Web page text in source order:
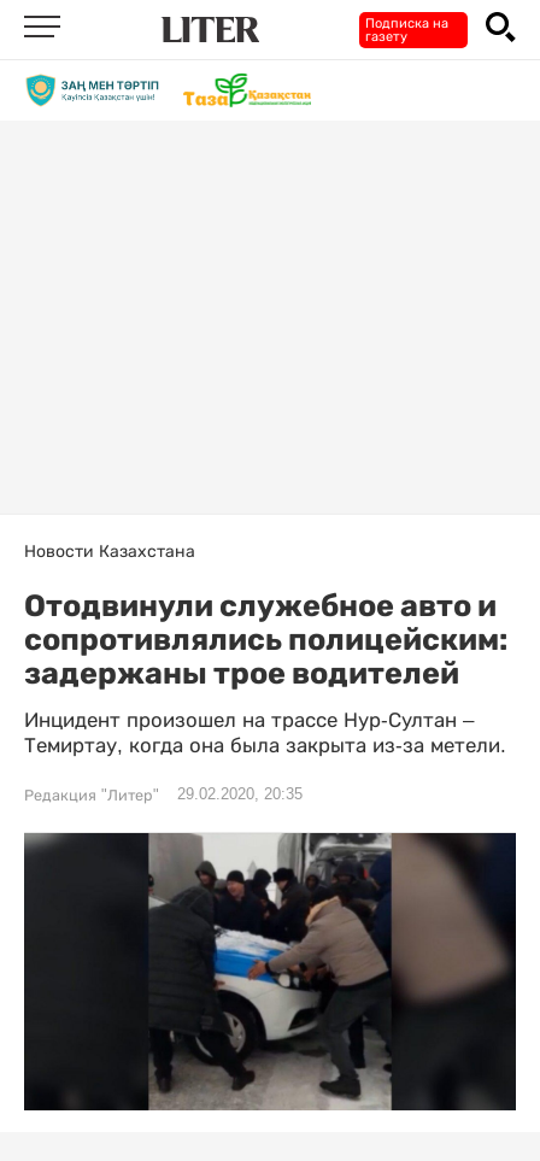
Подписка на
газету
Новости Казахстана
Отодвинули служебное авто и
сопротивлялись полицейским:
задержаны трое водителей
Инцидент произошел на трассе Нур-Султан –
Темиртау, когда она была закрыта из-за метели.
Редакция "Литер" 29.02.2020, 20:35